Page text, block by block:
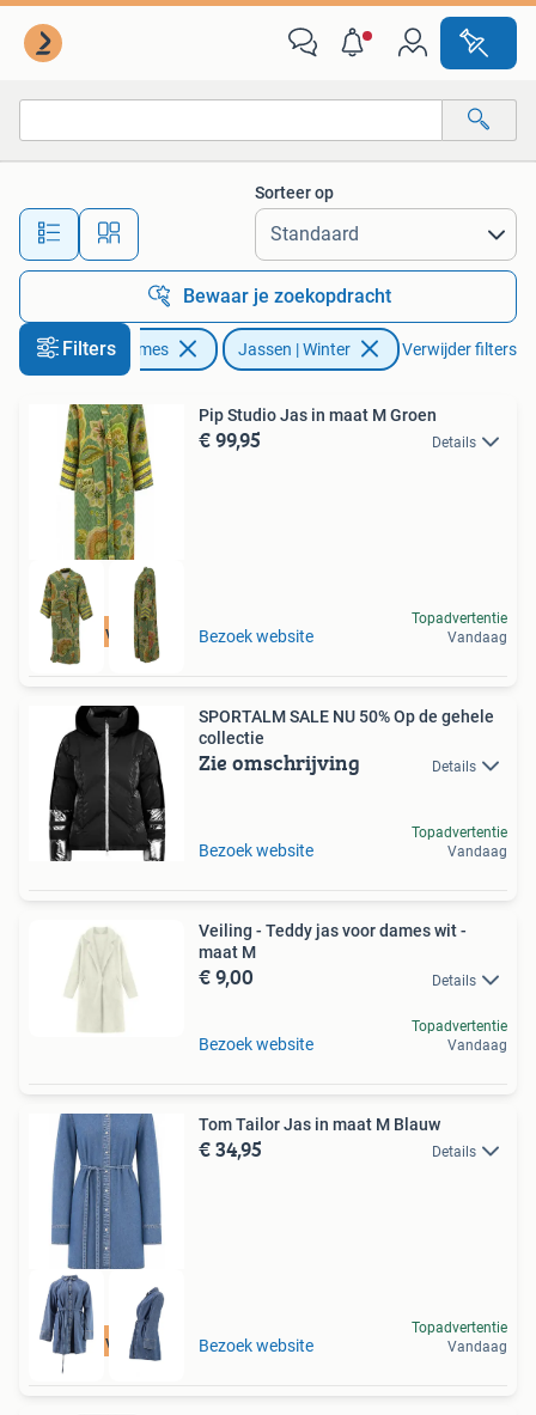
Alle afstanden…
Sorteer op
Bewaar je zoekopdracht
Filters
Kleding | Dames Jassen | Winter Verwijder filters
Tot 75% voordeel
Pip Studio Jas in maat M Groen
€ 99,95 Details
Bezoek website
Topadvertentie
Vandaag
SPORTALM SALE NU 50% Op de gehele
collectie
Zie omschrijving Details
Bezoek website
Topadvertentie
Vandaag
Veiling - Teddy jas voor dames wit -
maat M
€ 9,00 Details
Bezoek website
Topadvertentie
Vandaag
Tot 75% voordeel
Tom Tailor Jas in maat M Blauw
€ 34,95 Details
Bezoek website
Topadvertentie
Vandaag